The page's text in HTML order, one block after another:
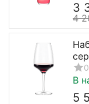
3
4
В
5